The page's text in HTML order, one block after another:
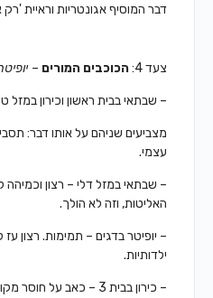
דבר המוסיף אגונטריות וראיית 'רק
צעד 4: הכוכבים המורים–
– שבתאי בבית ראשון וכירון במזל
מצביעים שניהם על אותו דבר:
עצמי.
– שבתאי במזל דלי – רצון וכמיהה
האליטות, וזה לא הולך.
– יופיטר בדגים – תמימות. רצון
ילדותיות.
– כירון בבית 3 – כאב על חוסר מקובלות